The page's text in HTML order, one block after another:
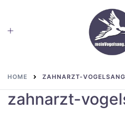
content
Toggle
HOME ZAHNARZT-VOGELSANG
zahnarzt-